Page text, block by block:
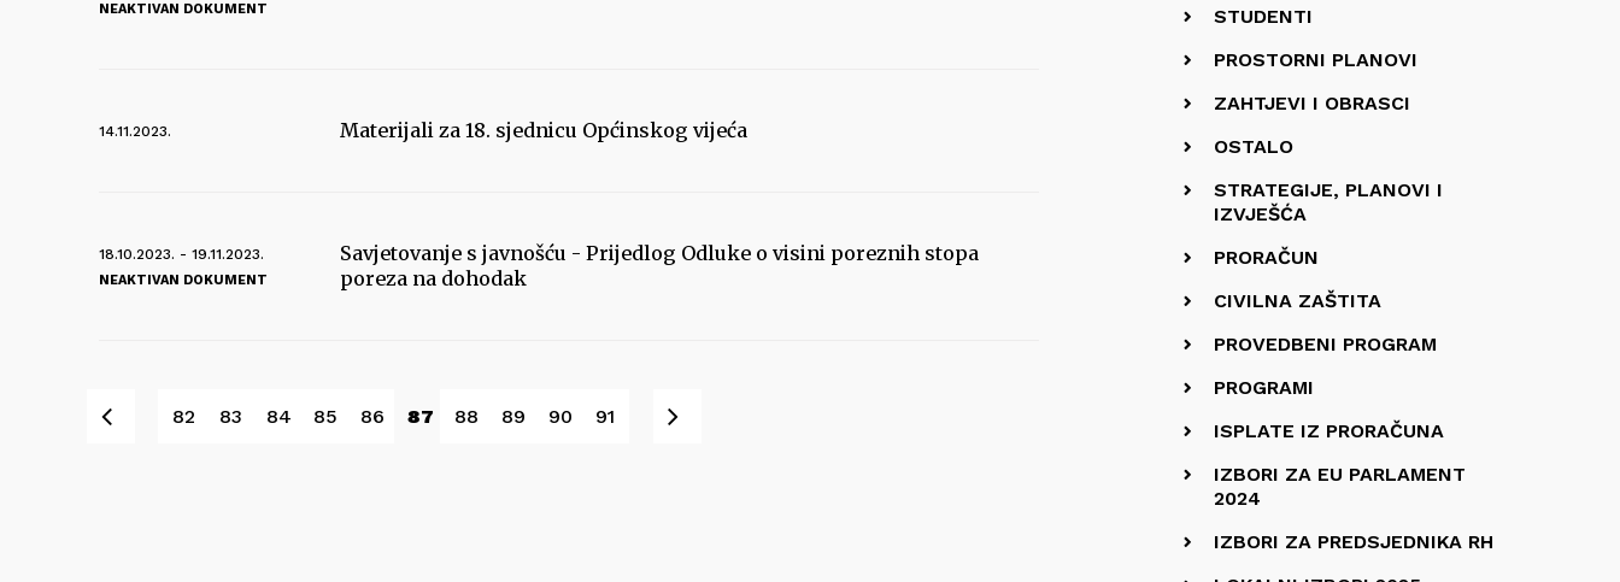
NEAKTIVAN DOKUMENT
14.11.2023. Materijali za 18. sjednicu Općinskog vijeća
18.10.2023. - 19.11.2023.
NEAKTIVAN DOKUMENT
Savjetovanje s javnošću - Prijedlog Odluke o visini poreznih stopa
poreza na dohodak
82 83 84 85 86 87 88 89 90 91
STUDENTI
PROSTORNI PLANOVI
ZAHTJEVI I OBRASCI
OSTALO
STRATEGIJE, PLANOVI I
IZVJEŠĆA
PRORAČUN
CIVILNA ZAŠTITA
PROVEDBENI PROGRAM
PROGRAMI
ISPLATE IZ PRORAČUNA
IZBORI ZA EU PARLAMENT
2024
IZBORI ZA PREDSJEDNIKA RH